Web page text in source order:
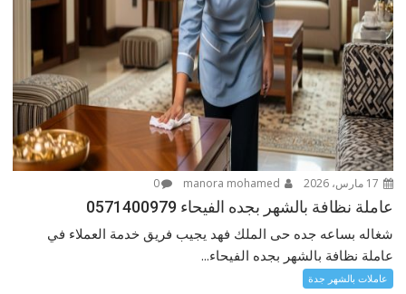
0
عاملة نظافة بالشهر بجده الفيحاء 0571400979
شغاله بساعه جده حى الملك فهد يجيب فريق خدمة العملاء في
عاملة نظافة بالشهر بجده الفيحاء...
عاملات بالشهر جدة